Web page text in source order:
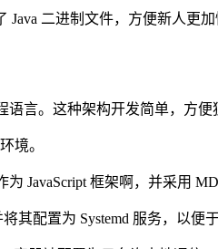
二进制文件，方便新人更
语言。这种架构开发简单，方
境。
JavaScript 框架啊，并采用
其配置为 Systemd 服务，以便